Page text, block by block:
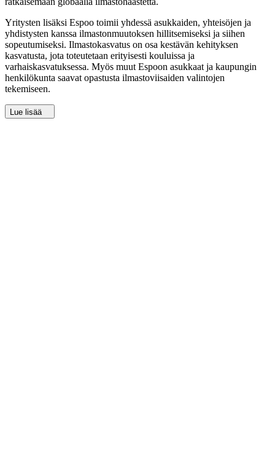
Yritysten lisäksi Espoo toimii yhdessä asukkaiden, yhteisöjen ja
yhdistysten kanssa ilmastonmuutoksen hillitsemiseksi ja siihen
sopeutumiseksi. Ilmastokasvatus on osa kestävän kehityksen
kasvatusta, jota toteutetaan erityisesti kouluissa ja
varhaiskasvatuksessa. Myös muut Espoon asukkaat ja kaupungin
henkilökunta saavat opastusta ilmastoviisaiden valintojen
tekemiseen.
Lue lisää